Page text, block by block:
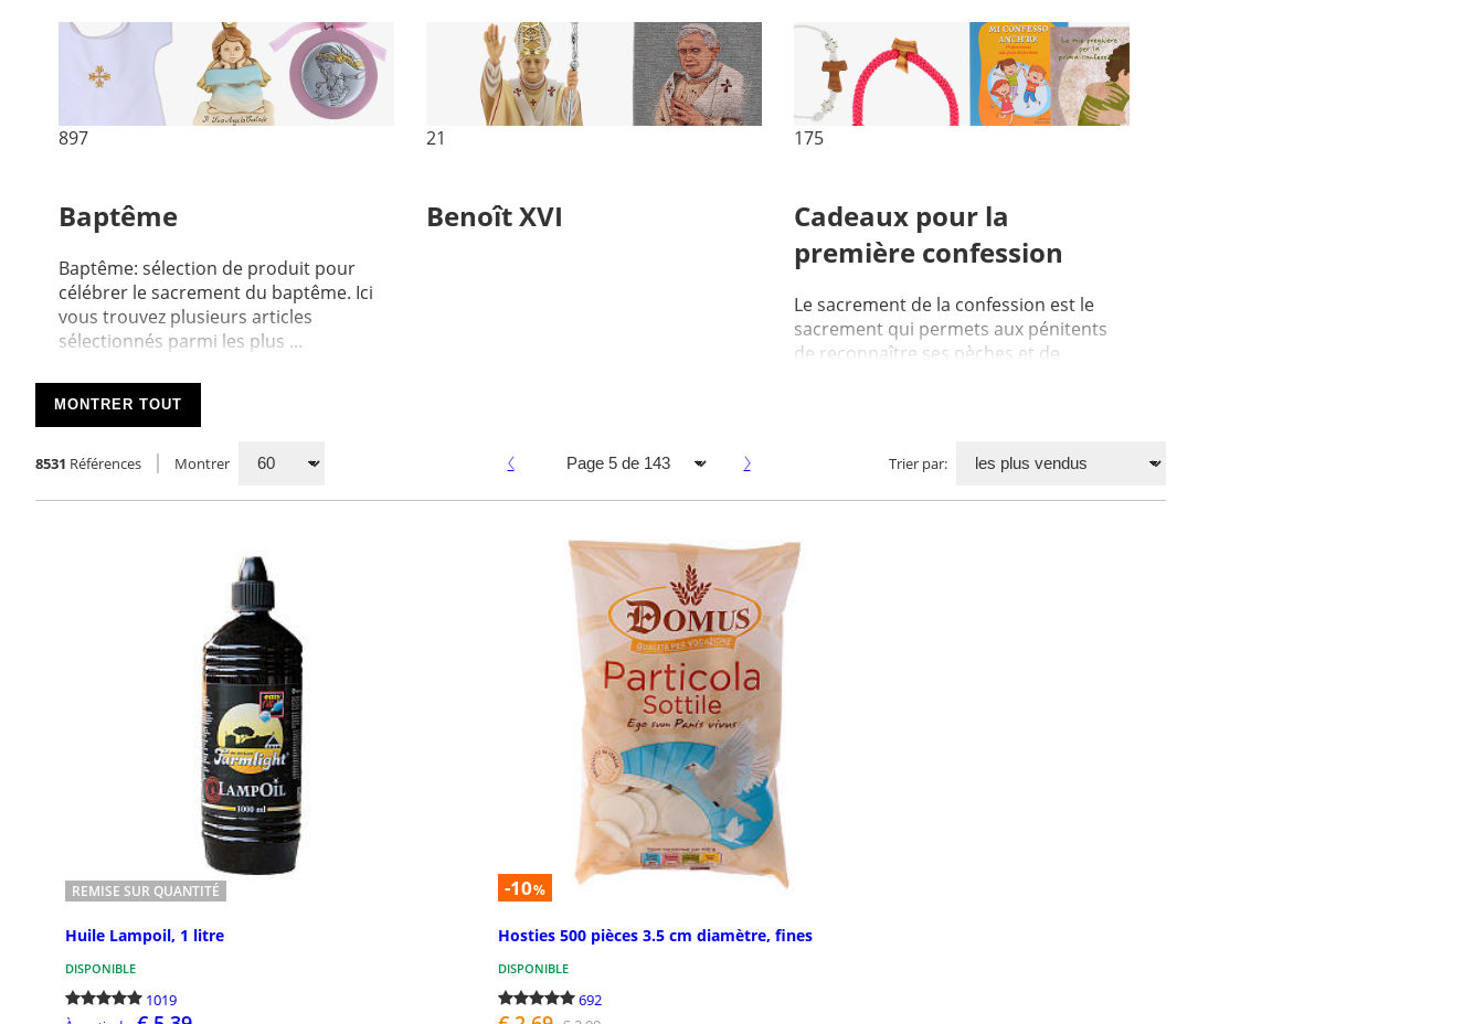
897
Baptême
Baptême: sélection de produit pour
célébrer le sacrement du baptême. Ici
vous trouvez plusieurs articles
sélectionnés parmi les plus ...
21
Benoît XVI
175
Cadeaux pour la
première confession
Le sacrement de la confession est le
sacrement qui permets aux pénitents
de reconnaître ses pèches et de
Carlo Acutis
Carlo Acutis : dans cette section, vous
trouverez des photos de Carlo Acutis,
des livres et des biographies sur
l'histoire de Carlo ...
Confirmation
Confirmation: Nous avons créé une
catégorie entièrement dédiée à la
célébration de la confirmation. Vous
trouverez des idées cadeaux,...
338
MONTRER TOUT
8531 Références Montrer Trier par:
REMISE SUR QUANTITÉ
Huile Lampoil, 1 litre
DISPONIBLE
1019
-10%
Hosties 500 pièces 3.5 cm diamètre, fines
DISPONIBLE
692